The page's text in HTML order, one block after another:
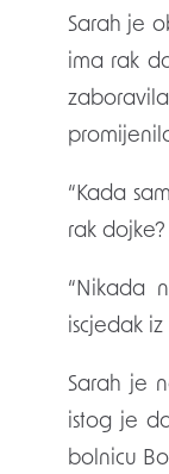
Sarah je
ima rak
“Kada
rak
“Nikada
iscjedak
Sarah je
istog je
bolnicu